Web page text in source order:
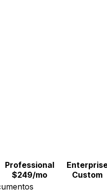
Professional
$249/mo
Custom